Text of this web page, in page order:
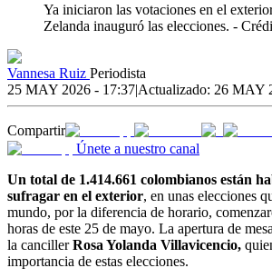
Ya iniciaron las votaciones en el
Zelanda inauguró las elecciones. -
Vannesa Ruiz Periodista
25 MAY 2026 - 17:37|Actualizado: 26 MAY
Compartir
Únete a nuestro canal
Un total de 1.414.661 colombianos están
sufragar en el exterior, en unas elecciones
mundo, por la diferencia de horario,
horas de este 25 de mayo. La apertura de
la cancillerRosa Yolanda Villavicencio,
importancia de estas elecciones.